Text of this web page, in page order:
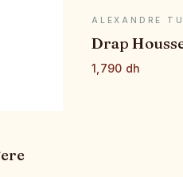
ALEXANDRE
Drap
1,790 dh